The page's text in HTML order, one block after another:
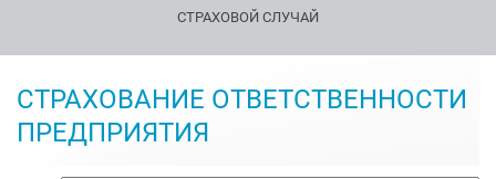
жизни
и
СТРАХОВОЙ СЛУЧАЙ
СТРАХОВАНИЕ ОТВЕТСТВЕННОСТИ
ПРЕДПРИЯТИЯ